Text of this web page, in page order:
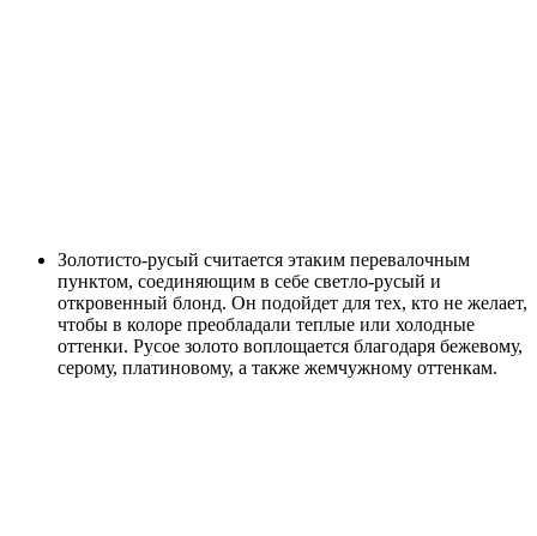
Золотисто-русый считается этаким перевалочным
пунктом, соединяющим в себе светло-русый и
откровенный блонд. Он подойдет для тех, кто не желает,
чтобы в колоре преобладали теплые или холодные
оттенки. Русое золото воплощается благодаря бежевому,
серому, платиновому, а также жемчужному оттенкам.